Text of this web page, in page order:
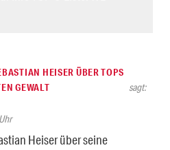
HEISER ÜBER TOPS
GEWALT
sagt:
Heiser über seine